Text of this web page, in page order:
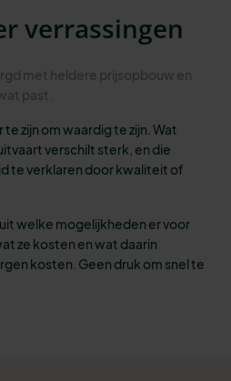
verrassingen
met heldere prijsopbouw en
past.
zijn om waardig te zijn. Wat
verschilt sterk, en die
te verklaren door kwaliteit of
welke mogelijkheden er voor
ze kosten en wat daarin
kosten. Geen druk om snel te